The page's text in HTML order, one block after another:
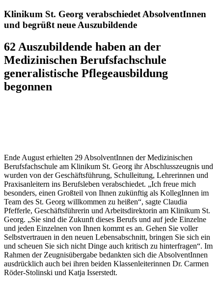
Klinikum St. Georg verabschiedet AbsolventInnen
und begrüßt neue Auszubildende
62 Auszubildende haben an der
Medizinischen Berufsfachschule
generalistische Pflegeausbildung
begonnen
Ende August erhielten 29 AbsolventInnen der Medizinischen
Berufsfachschule am Klinikum St. Georg ihr Abschlusszeugnis und
wurden von der Geschäftsführung, Schulleitung, Lehrerinnen und
Praxisanleitern ins Berufsleben verabschiedet. „Ich freue mich
besonders, einen Großteil von Ihnen zukünftig als KollegInnen im
Team des St. Georg willkommen zu heißen“, sagte Claudia
Pfefferle, Geschäftsführerin und Arbeitsdirektorin am Klinikum St.
Georg. „Sie sind die Zukunft dieses Berufs und auf jede Einzelne
und jeden Einzelnen von Ihnen kommt es an. Gehen Sie voller
Selbstvertrauen in den neuen Lebensabschnitt, bringen Sie sich ein
und scheuen Sie sich nicht Dinge auch kritisch zu hinterfragen“. Im
Rahmen der Zeugnisübergabe bedankten sich die AbsolventInnen
ausdrücklich auch bei ihren beiden Klassenleiterinnen Dr. Carmen
Röder-Stolinski und Katja Isserstedt.